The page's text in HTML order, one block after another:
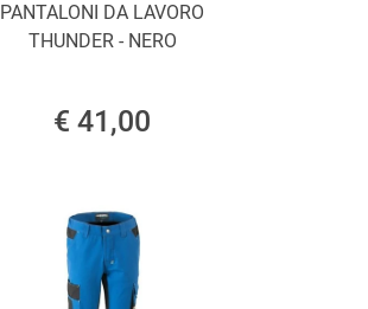
PANTALONI DA LAVORO
THUNDER - NERO
€ 41,00